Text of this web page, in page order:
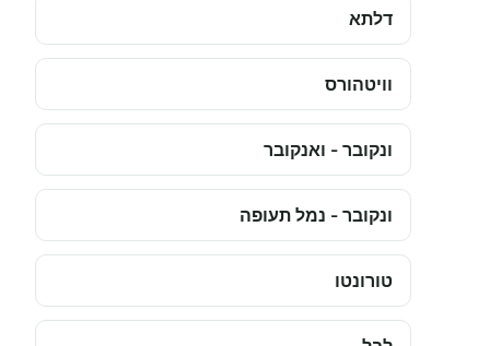
דלתא
וויטהורס
ונקובר - ואנקובר
ונקובר - נמל תעופה
טורונטו